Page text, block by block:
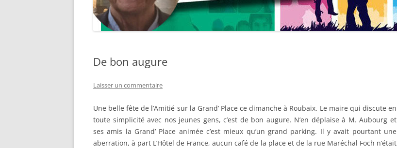
De bon augure
Laisser un commentaire
Une belle fête de l’Amitié sur la Grand’ Place ce dimanche à Roubaix. Le maire qui discute en
toute simplicité avec nos jeunes gens, c’est de bon augure. N’en déplaise à M. Aubourg et
ses amis la Grand’ Place animée c’est mieux qu’un grand parking. Il y avait pourtant une
aberration, à part L’Hôtel de France, aucun café de la place et de la rue Maréchal Foch n’était